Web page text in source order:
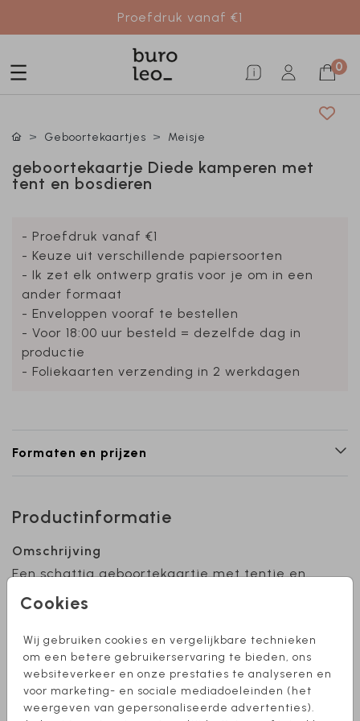
Proefdruk vanaf €1
0
Cookies
Wij gebruiken cookies en vergelijkbare technieken
om een betere gebruikerservaring te bieden, ons
websiteverkeer en onze prestaties te analyseren en
voor marketing- en sociale mediadoeleinden (het
weergeven van gepersonaliseerde advertenties).
Geboortekaartjes Meisje
geboortekaartje Diede kamperen met
tent en bosdieren
- Proefdruk vanaf €1
- Keuze uit verschillende papiersoorten
- Ik zet elk ontwerp gratis voor je om in een
ander formaat
- Enveloppen vooraf te bestellen
- Voor 18:00 uur besteld = dezelfde dag in
productie
- Foliekaarten verzending in 2 werkdagen
Formaten en prijzen
Productinformatie
Omschrijving
Een schattig geboortekaartje met tentje en
bosdieren in landschap. Bewerkt de kaart naar
eigen wens. Hulp nodig bij het ontwerpen van
je kaartje? Stuur mij een berichtje, ik help je
graag!Toon meer
Collectie